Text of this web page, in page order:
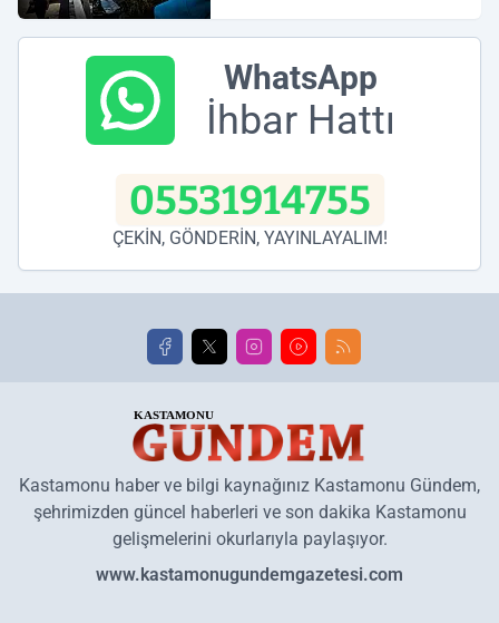
WhatsApp
İhbar Hattı
05531914755
ÇEKİN, GÖNDERİN, YAYINLAYALIM!
Kastamonu haber ve bilgi kaynağınız Kastamonu Gündem,
şehrimizden güncel haberleri ve son dakika Kastamonu
gelişmelerini okurlarıyla paylaşıyor.
www.kastamonugundemgazetesi.com